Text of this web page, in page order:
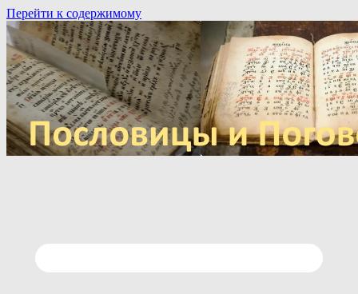
Перейти к содержимому